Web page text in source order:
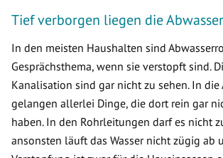
Tief verborgen liegen die
In den meisten Haushalten sind
Gesprächsthema, wenn sie verstopft sind.
Kanalisation sind gar nicht zu sehen. In die
gelangen allerlei Dinge, die dort rein gar
haben. In den Rohrleitungen darf es nicht
ansonsten läuft das Wasser nicht zügig ab